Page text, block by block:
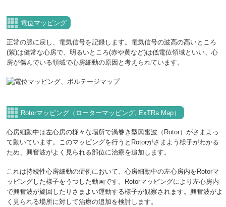
電位マッピング
正常の脈に戻し、電気信号を記録します。電気信号の波高の高いところ
(紫)は健常な心房で、明るいところ(赤や黄など)は低電位領域といい、心
房が傷んでいる領域で心房細動の原因と考えられています。
Rotorマッピング（ローターマッピング, ExTRa Map）
心房細動中は左心房の様々な場所で渦巻き型興奮波（Rotor）がさまよっ
て動いています。このマッピングを行うとRotorがさまよう様子がわかる
ため、興奮波がよく見られる部位に治療を追加します。
これは持続性心房細動の症例において、心房細動中の左心房内をRotorマ
ッピングした様子をうつした動画です。Rotorマッピングにより左心房内
で興奮波が旋回したりさまよい運動する様子が観察されます。興奮波がよ
く見られる場所に対して治療の追加を検討します。